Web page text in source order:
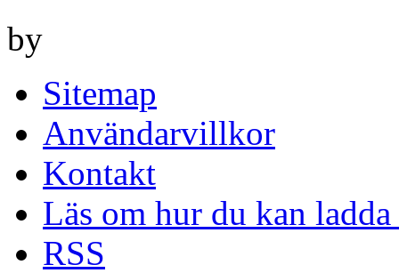
by
Sitemap
Användarvillkor
Kontakt
Läs om hur du kan
RSS